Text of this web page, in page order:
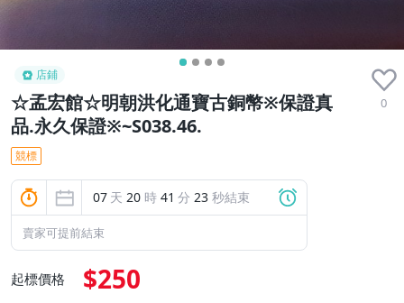
店鋪
☆孟宏館☆明朝洪化通寶古銅幣※保證真
品.永久保證※~S038.46.
0
競標
07 天 20 時 41 分 21 秒結束
賣家可提前結束
起標價格 $250